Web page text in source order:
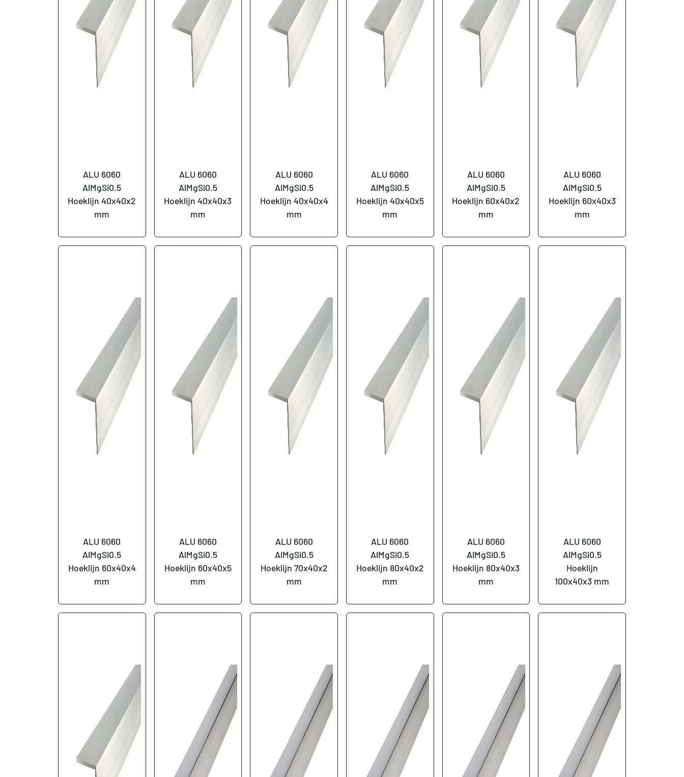
ALU 6060
AlMgSi0.5
Hoeklijn 40x40x2
mm
ALU 6060
AlMgSi0.5
Hoeklijn 40x40x3
mm
ALU 6060
AlMgSi0.5
Hoeklijn 40x40x4
mm
ALU 6060
AlMgSi0.5
Hoeklijn 40x40x5
mm
ALU 6060
AlMgSi0.5
Hoeklijn 60x40x2
mm
ALU 6060
AlMgSi0.5
Hoeklijn 60x40x3
mm
ALU 6060
AlMgSi0.5
Hoeklijn 60x40x4
mm
ALU 6060
AlMgSi0.5
Hoeklijn 60x40x5
mm
ALU 6060
AlMgSi0.5
Hoeklijn 70x40x2
mm
ALU 6060
AlMgSi0.5
Hoeklijn 80x40x2
mm
ALU 6060
AlMgSi0.5
Hoeklijn 80x40x3
mm
ALU 6060
AlMgSi0.5
Hoeklijn
100x40x3 mm